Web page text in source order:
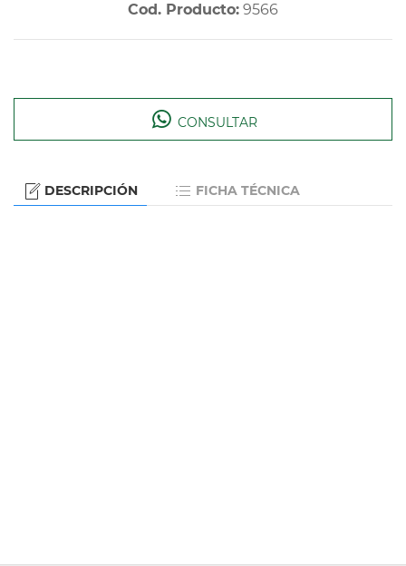
Cod. Producto: 9566
CONSULTAR
DESCRIPCIÓN FICHA TÉCNICA